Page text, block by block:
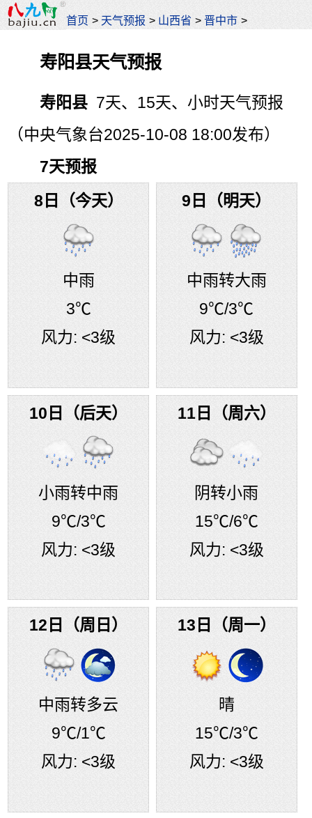
首页 > 天气预报 > 山西省 > 晋中市 >
寿阳县天气预报
寿阳县 7天、15天、小时天气预报
（中央气象台2025-10-08 18:00发布）
7天预报
8日（今天）
中雨
3℃
风力: <3级
9日（明天）
中雨转大雨
9℃/3℃
风力: <3级
10日（后天）
小雨转中雨
9℃/3℃
风力: <3级
11日（周六）
阴转小雨
15℃/6℃
风力: <3级
12日（周日）
中雨转多云
9℃/1℃
风力: <3级
13日（周一）
晴
15℃/3℃
风力: <3级